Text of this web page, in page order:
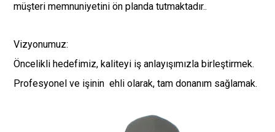
müşteri memnuniyetini ön planda tutmaktadır..
Vizyonumuz:
Öncelikli hedefimiz, kaliteyi iş anlayışımızla birleştirmek.
Profesyonel ve işinin ehli olarak, tam donanım sağlamak.